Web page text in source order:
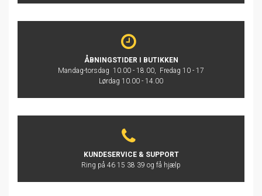
ÅBNINGSTIDER I BUTIKKEN
Mandag-torsdag 10.00 - 18.00, Fredag 10 - 17
Lørdag 10.00 - 14.00
KUNDESERVICE & SUPPORT
Ring på 46 15 38 39 og få hjælp